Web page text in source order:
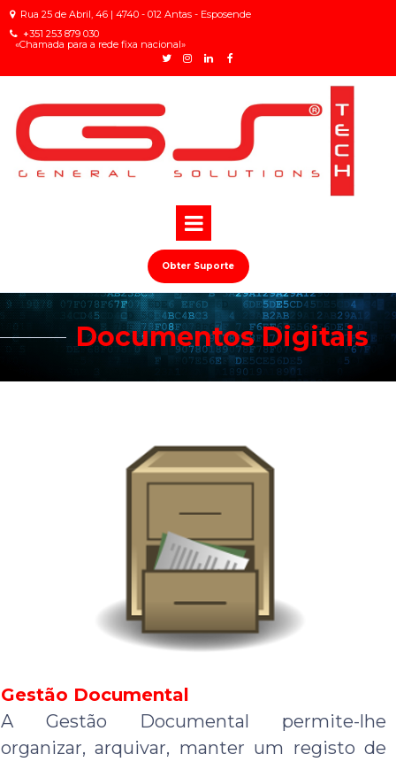
Rua 25 de Abril, 46 | 4740 - 012 Antas - Esposende
 +351 253 879 030
«Chamada para a rede fixa nacional»
Obter Suporte
Documentos Digitais
Gestão Documental
A Gestão Documental permite-lhe
organizar, arquivar, manter um registo de